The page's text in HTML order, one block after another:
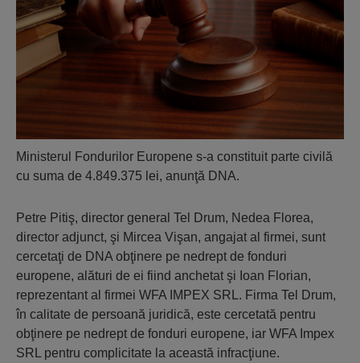
Ministerul Fondurilor Europene s-a constituit parte civilă
cu suma de 4.849.375 lei, anunţă DNA.
Petre Pitiş, director general Tel Drum, Nedea Florea,
director adjunct, şi Mircea Vişan, angajat al firmei, sunt
cercetaţi de DNA obţinere pe nedrept de fonduri
europene, alături de ei fiind anchetat şi Ioan Florian,
reprezentant al firmei WFA IMPEX SRL. Firma Tel Drum,
în calitate de persoană juridică, este cercetată pentru
obţinere pe nedrept de fonduri europene, iar WFA Impex
SRL pentru complicitate la această infracţiune.